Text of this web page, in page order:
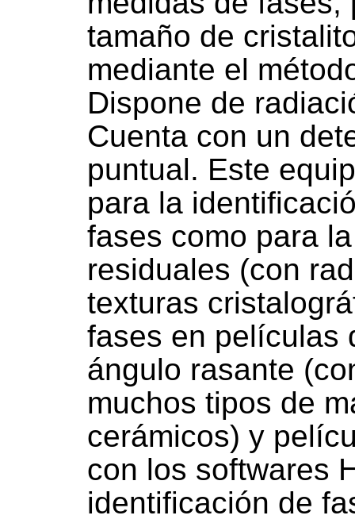
tamaño de
mediante el
Dispone de
Cuenta con un
puntual. Este
para la
fases como para
residuales (con
texturas
fases en películas
ángulo rasante
muchos tipos de
cerámicos) y
con los softwares
identificación de